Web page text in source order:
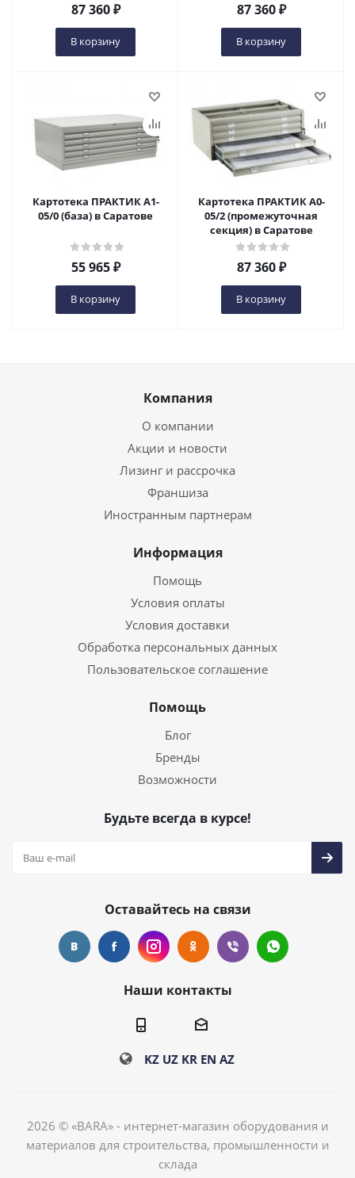
87 360₽
В корзину
87 360₽
В корзину
Картотека ПРАКТИК A1-
05/0 (база) в Саратове
55 965₽
В корзину
Картотека ПРАКТИК А0-
05/2 (промежуточная
секция) в Саратове
87 360₽
В корзину
Компания
О компании
Акции и новости
Лизинг и рассрочка
Франшиза
Иностранным партнерам
Информация
Помощь
Условия оплаты
Условия доставки
Обработка персональных данных
Пользовательское соглашение
Помощь
Блог
Бренды
Возможности
Будьте всегда в курсе!
Оставайтесь на связи
Наши контакты
KZ UZ KR EN AZ
2026 © «BARA» - интернет-магазин оборудования и
материалов для строительства, промышленности и
склада